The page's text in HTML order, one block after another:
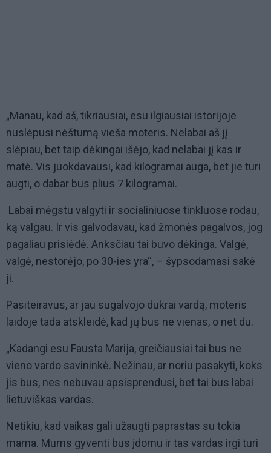
„Manau, kad aš, tikriausiai, esu ilgiausiai istorijoje
nuslėpusi nėštumą vieša moteris. Nelabai aš jį
slėpiau, bet taip dėkingai išėjo, kad nelabai jį kas ir
matė. Vis juokdavausi, kad kilogramai auga, bet jie turi
augti, o dabar bus plius 7 kilogramai.
Labai mėgstu valgyti ir socialiniuose tinkluose rodau,
ką valgau. Ir vis galvodavau, kad žmonės pagalvos, jog
pagaliau prisiėdė. Anksčiau tai buvo dėkinga. Valgė,
valgė, nestorėjo, po 30-ies yra“, – šypsodamasi sakė
ji.
Pasiteiravus, ar jau sugalvojo dukrai vardą, moteris
laidoje tada atskleidė, kad jų bus ne vienas, o net du.
„Kadangi esu Fausta Marija, greičiausiai tai bus ne
vieno vardo savininkė. Nežinau, ar noriu pasakyti, koks
jis bus, nes nebuvau apsisprendusi, bet tai bus labai
lietuviškas vardas.
Netikiu, kad vaikas gali užaugti paprastas su tokia
mama. Mums gyventi bus įdomu ir tas vardas irgi turi